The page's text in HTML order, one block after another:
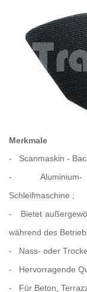
Merkmale
-
Scanmaskin -
-
Aluminium-
Schleifmaschine ;
-
Bietet
während des
-
Nass- oder
-
Hervorragende
-
Für Beton,